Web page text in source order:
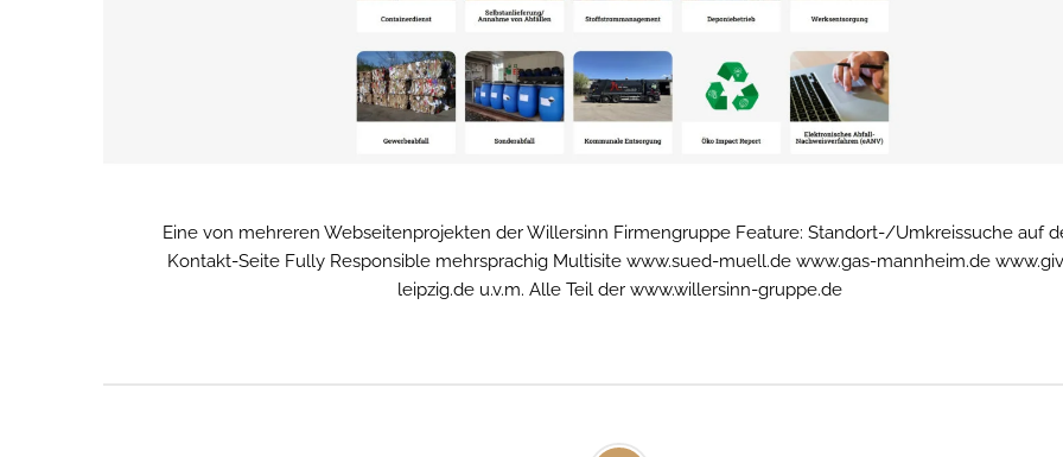
Eine von mehreren Webseitenprojekten der Willersinn Firmengruppe Feature: Standort-/Umkreissuche auf
Kontakt-Seite Fully Responsible mehrsprachig Multisite www.sued-muell.de www.gas-mannheim.de
leipzig.de u.v.m. Alle Teil der www.willersinn-gruppe.de